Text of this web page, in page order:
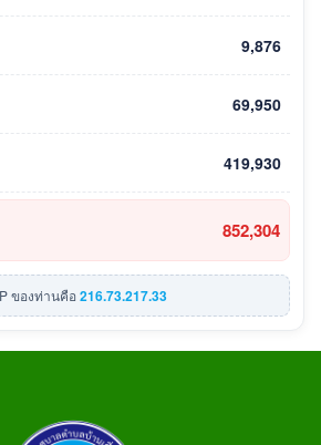
9,876
69,950
419,930
852,304
ของท่านคือ216.73.217.33